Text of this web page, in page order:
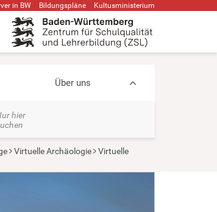
in BW Bildungspläne Kultusministerium
Über uns
hier
Virtuelle Archäologie
Virtuelle